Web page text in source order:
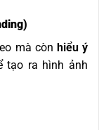
mà còn hiểu ý
tạo ra hình ảnh